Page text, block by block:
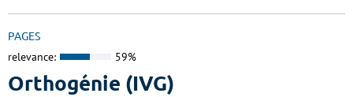
PAGES
relevance: 59%
Orthogénie (IVG)